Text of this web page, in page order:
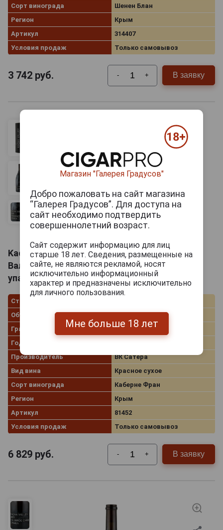
Сорт винограда
Шенен Блан
Регион
Крым
Артикул
314407
Условия продаж
Только самовывоз
3 742 руб. - + В заявку
Kacha Valley Cabernet Franc Вино ТЗ Кача
Валлей Каберне Фран 1.5л в подарочной
упаковке
Страна производства
Объём
1.5 л
Градус
14.5%
Год производства
Производитель
ВК Сатера
Вид вина
Красное сухое
Сорт винограда
Каберне Фран
Регион
Крым
Артикул
81452
Условия продаж
Только самовывоз
6 829 руб. - + В заявку
Магазин "Галерея Градусов"
Добро пожаловать на сайт магазина
“Галерея Градусов”. Для доступа на
сайт необходимо подтвердить
совершеннолетний возраст.
Сайт содержит информацию для лиц
старше 18 лет. Сведения, размещенные на
сайте, не являются рекламой, носят
исключительно информационный
характер и предназначены исключительно
для личного пользования.
Мне больше 18 лет